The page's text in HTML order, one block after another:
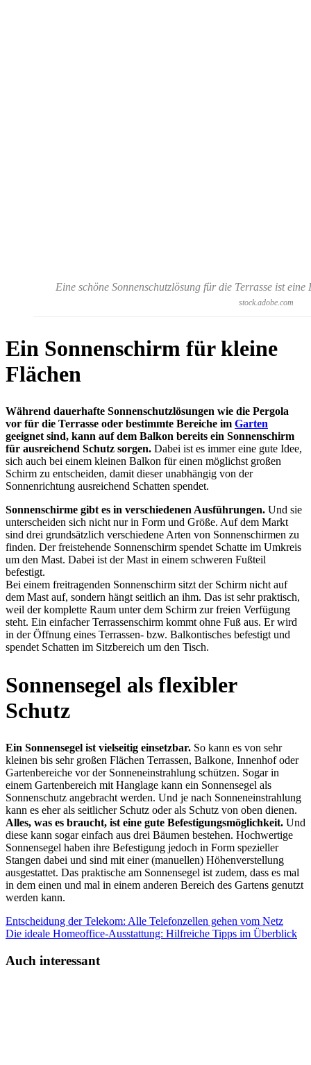
Eine schöne Sonnenschutzlösung für die Terrasse ist
stock.adobe.com
Ein Sonnenschirm für kleine
Flächen
Während dauerhafte Sonnenschutzlösungen wie die Pergola
vor für die Terrasse oder bestimmte Bereiche im Garten
geeignet sind, kann auf dem Balkon bereits ein Sonnenschirm
für ausreichend Schutz sorgen. Dabei ist es immer eine gute Idee,
sich auch bei einem kleinen Balkon für einen möglichst großen
Schirm zu entscheiden, damit dieser unabhängig von der
Sonnenrichtung ausreichend Schatten spendet.
Sonnenschirme gibt es in verschiedenen Ausführungen. Und sie
unterscheiden sich nicht nur in Form und Größe. Auf dem Markt
sind drei grundsätzlich verschiedene Arten von Sonnenschirmen zu
finden. Der freistehende Sonnenschirm spendet Schatte im Umkreis
um den Mast. Dabei ist der Mast in einem schweren Fußteil
befestigt.
Bei einem freitragenden Sonnenschirm sitzt der Schirm nicht auf
dem Mast auf, sondern hängt seitlich an ihm. Das ist sehr praktisch,
weil der komplette Raum unter dem Schirm zur freien Verfügung
steht. Ein einfacher Terrassenschirm kommt ohne Fuß aus. Er wird
in der Öffnung eines Terrassen- bzw. Balkontisches befestigt und
spendet Schatten im Sitzbereich um den Tisch.
Sonnensegel als flexibler
Schutz
Ein Sonnensegel ist vielseitig einsetzbar. So kann es von sehr
kleinen bis sehr großen Flächen Terrassen, Balkone, Innenhof oder
Gartenbereiche vor der Sonneneinstrahlung schützen. Sogar in
einem Gartenbereich mit Hanglage kann ein Sonnensegel als
Sonnenschutz angebracht werden. Und je nach Sonneneinstrahlung
kann es eher als seitlicher Schutz oder als Schutz von oben dienen.
Alles, was es braucht, ist eine gute Befestigungsmöglichkeit. Und
diese kann sogar einfach aus drei Bäumen bestehen. Hochwertige
Sonnensegel haben ihre Befestigung jedoch in Form spezieller
Stangen dabei und sind mit einer (manuellen) Höhenverstellung
ausgestattet. Das praktische am Sonnensegel ist zudem, dass es mal
in dem einen und mal in einem anderen Bereich des Gartens genutzt
werden kann.
Entscheidung der Telekom: Alle Telefonzellen gehen vom Netz
Die ideale Homeoffice-Ausstattung: Hilfreiche Tipps im Überblick
Auch interessant